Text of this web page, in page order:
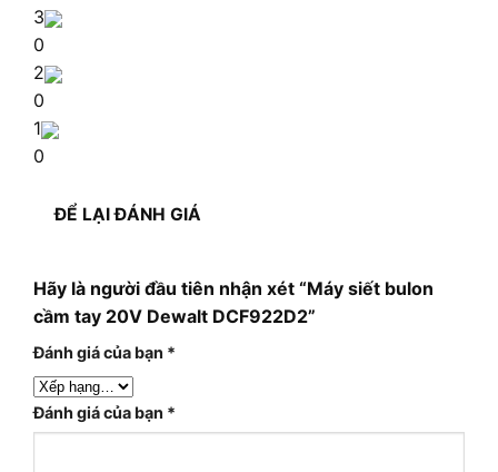
3
0
2
0
1
0
ĐỂ LẠI ĐÁNH GIÁ
Hãy là người đầu tiên nhận xét “Máy siết bulon
cầm tay 20V Dewalt DCF922D2”
Đánh giá của bạn *
Đánh giá của bạn *